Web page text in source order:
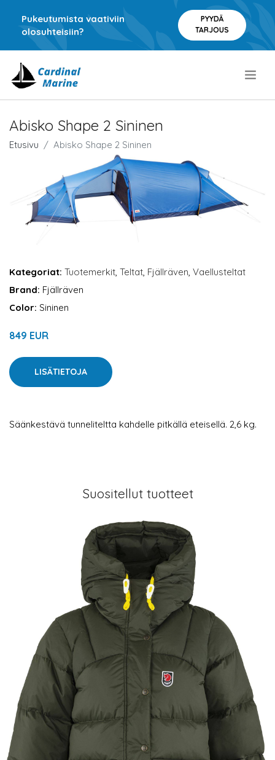
Pukeutumista vaativiin
olosuhteisiin?
PYYDÄ
TARJOUS
Abisko Shape 2 Sininen
Etusivu Abisko Shape 2 Sininen
Kategoriat: Tuotemerkit, Teltat, Fjällräven, Vaellusteltat
Brand: Fjällräven
Color: Sininen
849 EUR
LISÄTIETOJA
Säänkestävä tunneliteltta kahdelle pitkällä eteisellä. 2,6 kg.
Suositellut tuotteet